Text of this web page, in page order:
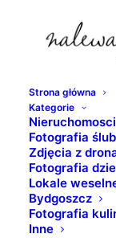
Strona główna
Kategorie
Nieruchomosci
Fotografia
Zdjęcia z
Fotografia
Lokale
Bydgoszcz
Fotografia
Inne
Strona
Biura i